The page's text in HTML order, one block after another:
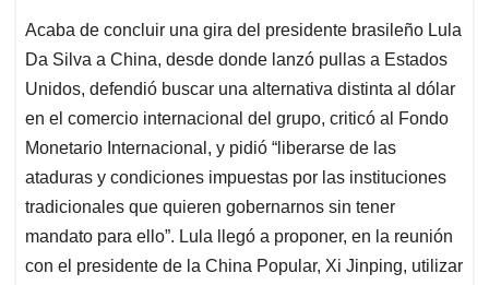
Acaba de concluir una gira del presidente brasileño Lula
Da Silva a China, desde donde lanzó pullas a Estados
Unidos, defendió buscar una alternativa distinta al dólar
en el comercio internacional del grupo, criticó al Fondo
Monetario Internacional, y pidió “liberarse de las
ataduras y condiciones impuestas por las instituciones
tradicionales que quieren gobernarnos sin tener
mandato para ello”. Lula llegó a proponer, en la reunión
con el presidente de la China Popular, Xi Jinping, utilizar